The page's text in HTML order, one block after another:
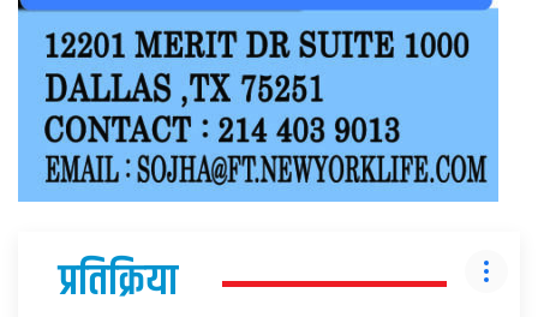
प्रतिक्रिया